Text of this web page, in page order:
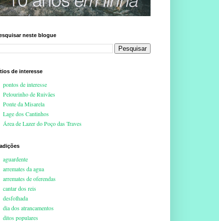
neste blogue
de interesse
pontos de interesse
Pelourinho de Ruivães
Ponte da Misarela
Lage dos Cantinhos
Área de Lazer do Poço das Traves
aguardente
arremates da agua
arremates de oferendas
cantar dos reis
desfolhada
dia dos atrancamentos
ditos populares